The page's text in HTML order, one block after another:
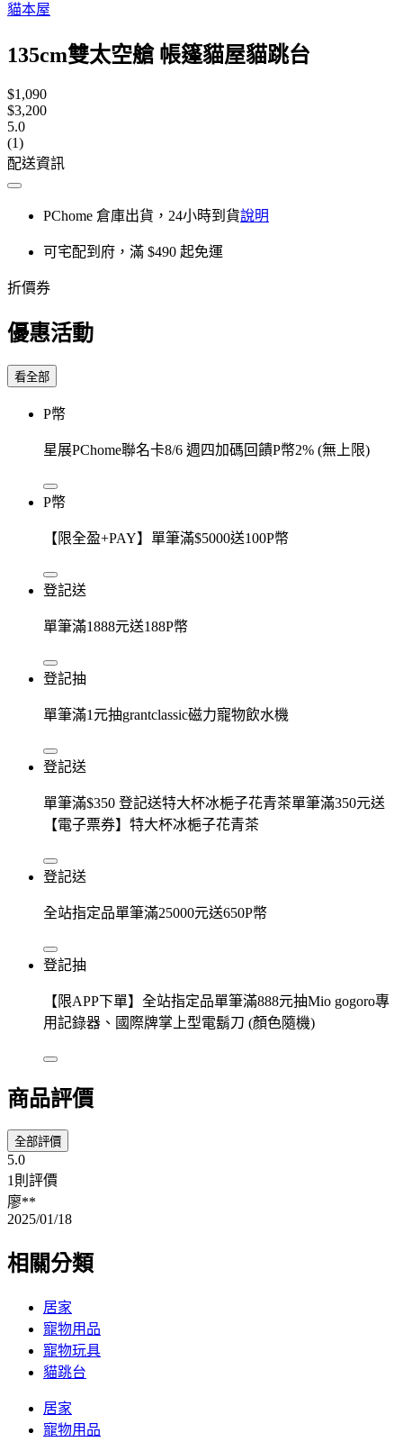
貓本屋
135cm雙太空艙 帳篷貓屋貓跳台
$1,090
$3,200
5.0
(1)
配送資訊
PChome 倉庫出貨，24小時到貨說明
可宅配到府，滿 $490 起免運
折價券
優惠活動
看全部
P幣
星展PChome聯名卡8/6 週四加碼回饋P幣2% (無上限)
P幣
【限全盈+PAY】單筆滿$5000送100P幣
登記送
單筆滿1888元送188P幣
登記抽
單筆滿1元抽grantclassic磁力寵物飲水機
登記送
單筆滿$350 登記送特大杯冰梔子花青茶單筆滿350元送
【電子票券】特大杯冰梔子花青茶
登記送
全站指定品單筆滿25000元送650P幣
登記抽
【限APP下單】全站指定品單筆滿888元抽Mio gogoro專
用記錄器、國際牌掌上型電鬍刀 (顏色隨機)
商品評價
全部評價
5.0
1則評價
廖**
2025/01/18
相關分類
居家
寵物用品
寵物玩具
貓跳台
居家
寵物用品